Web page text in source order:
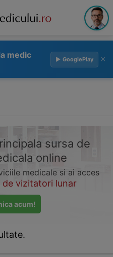
medic ▶ GooglePlay ×
sursa de
online
medicale si ai acces
de vizitatori lunar
acum!